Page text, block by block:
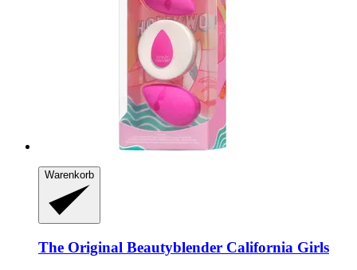
Warenkorb
The Original Beautyblender California Girls